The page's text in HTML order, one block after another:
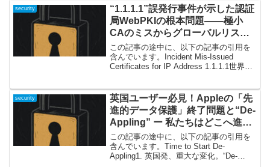
（hacker）」とサイバー攻撃の実態につ
いてです。世界的なIT企...
security
“1.1.1.1”誤発行事件が示した認証
局WebPKIの根本問題――極小
CAのミスからグローバルリスク
まで
この記事の途中に、以下の記事の引用を
含んでいます。Incident Mis-Issued
Certificates for IP Address 1.1.1.1世界の
security
英国ユーザー必見！Appleの「先
進的データ保護」終了問題と“De-
Appling” ー 私たちはどこへ進む
べきか？
この記事の途中に、以下の記事の引用を
含んでいます。Time to Start De-
Appling1. 英国発、重大な変化。“De-